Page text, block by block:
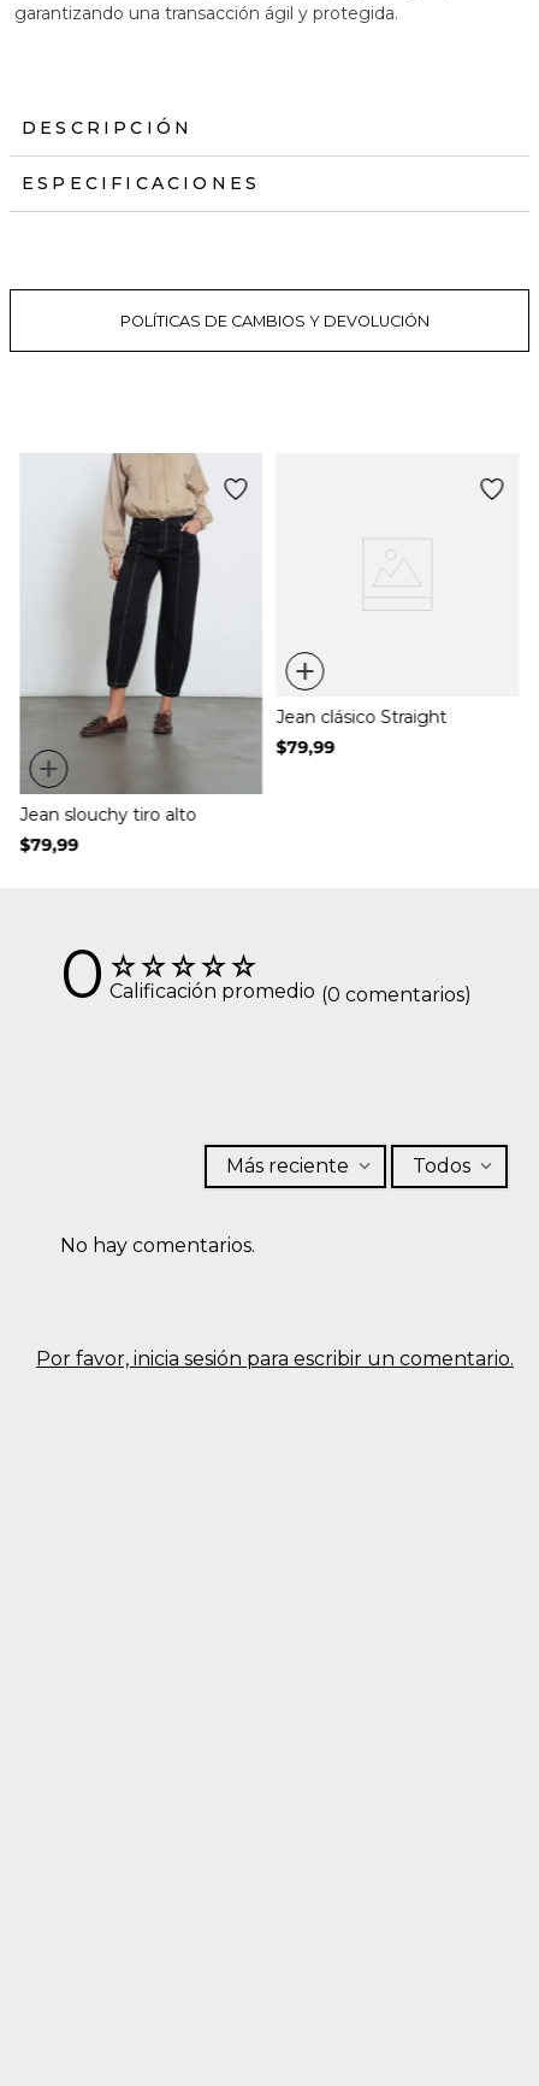
garantizando una transacción ágil y protegida.
DESCRIPCIÓN
ESPECIFICACIONES
POLÍTICAS DE CAMBIOS Y DEVOLUCIÓN
+
Jean slouchy tiro alto
$79,99
+
Jean clásico Straight
$79,99
☆☆☆☆☆
0 Calificación promedio (0 comentarios)
Por favor, inicia sesión para escribir un comentario.
Más reciente Todos
No hay comentarios.